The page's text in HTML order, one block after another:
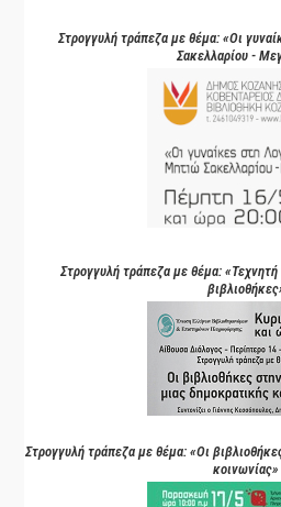
Στρογγυλή τράπεζα με θέμα: «Οι
Σακελλαρίου -
Στρογγυλή τράπεζα με θέμα:
Στρογγυλή τράπεζα με θέμα: «Οι
κοινωνίας»